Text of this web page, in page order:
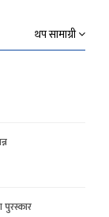
थप सामाग्री
पुरस्कार